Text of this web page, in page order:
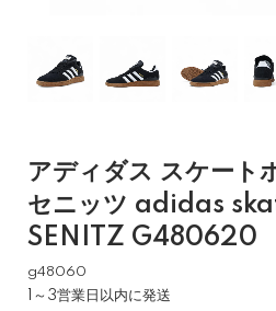
アディダス スケート
セニッツ adidas
SENITZ G480620
g48060
1～3営業日以内に発送